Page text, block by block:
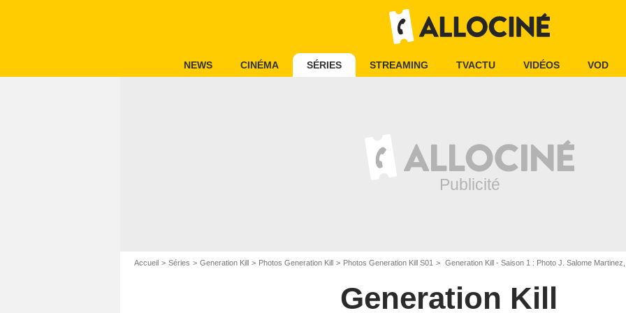
NEWS CINÉMA SÉRIES STREAMING TVACTU VIDÉOS VOD
Accueil Séries Generation Kill Photos Generation Kill Photos Generation Kill S01 Generation Kill - Saison 1 : Photo J. Salome
Generation Kill